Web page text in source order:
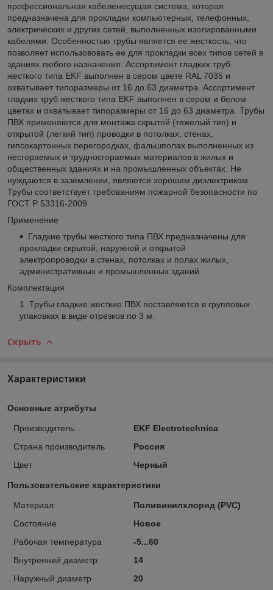
профессиональная кабеленесущая система, которая
предназначена для прокладки компьютерных, телефонных,
электрических и других сетей, выполненных изолированными
кабелями. Особенностью трубы является ее жесткость, что
позволяет использововать ее для прокладки всех типов сетей в
зданиях любого назначения. Ассортимент гладких труб
жесткого типа EKF выполнен в сером цвете RAL 7035 и
охватывает типоразмеры от 16 до 63 диаметра. Ассортимент
гладких труб жесткого типа EKF выполнен в сером и белом
цветах и охватывает типоразмеры от 16 до 63 диаметра. Трубы
ПВХ применяются для монтажа скрытой (тяжелый тип) и
открытой (легкий тип) проводки в потолках, стенах,
гипсокартонных перегородках, фальшполах выполненных из
несгораемых и трудносгораемых материалов в жилых и
общественных зданиях и на промышленных объектах. Не
нуждаются в заземлении, являются хорошим диэлектриком.
Трубы соответствует требованиям пожарной безопасности по
ГОСТ Р 53316-2009.
Применение
Гладкие трубы жесткого типа ПВХ предназначены для
прокладки скрытой, наружной и открытой
электропроводки в стенах, потолках и полах жилых,
административных и промышленных зданий.
Комплектация
Трубы гладкие жесткие ПВХ поставляются в групповых
упаковках в виде отрезков по 3 м.
Скрыть
Характеристики
Основные атрибуты
Производитель
EKF Electrotechnica
Страна производитель
Россия
Цвет
Черный
Пользовательские характеристики
Материал
Поливинилхлорид (PVC)
Состояние
Новое
Рабочая температура
-5...60
Внутренний диаметр
14
Наружный диаметр
20